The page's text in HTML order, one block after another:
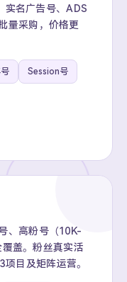
实名广告号、ADS
量采购，价格更
Session号
、高粉号（10K-
盖。粉丝真实活
目及矩阵运营。